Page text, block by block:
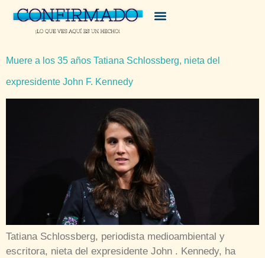
Muere a los 35 años Tatiana Schlossberg, nieta del
expresidente John F. Kennedy
Tatiana Schlossberg, periodista medioambiental y
escritora, nieta del expresidente John . Kennedy, ha